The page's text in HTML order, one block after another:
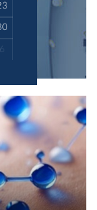
6